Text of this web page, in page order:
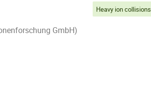
GmbH)
Heavy ion collisions